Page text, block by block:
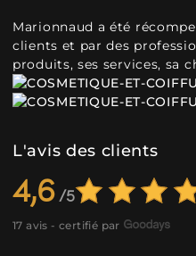
Marionnaud a été
clients et par des
produits, ses services, sa
L'avis des clients
4,6
17 avis - certifié par